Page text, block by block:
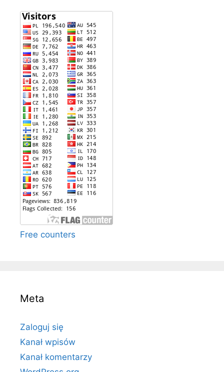
Free counters
Meta
Zaloguj się
Kanał wpisów
Kanał komentarzy